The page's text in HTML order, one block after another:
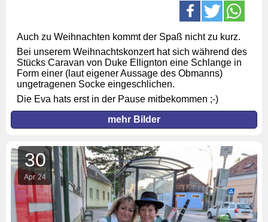
Auch zu Weihnachten kommt der Spaß nicht zu kurz.
Bei unserem Weihnachtskonzert hat sich während des
Stücks Caravan von Duke Ellignton eine Schlange in
Form einer (laut eigener Aussage des Obmanns)
ungetragenen Socke eingeschlichen.
Die Eva hats erst in der Pause mitbekommen ;-)
mehr Bilder
30
Apr 24